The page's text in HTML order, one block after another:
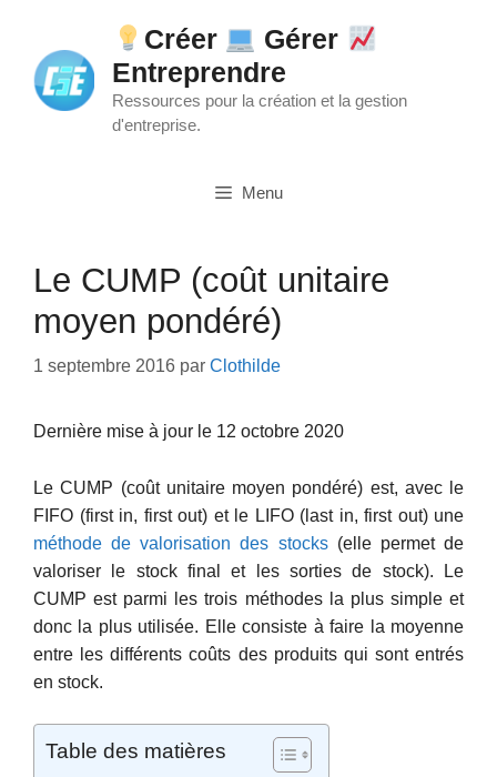
contenu
Créer
Gérer
Entreprendre
Ressources pour la création et la gestion
d'entreprise.
Menu
Le CUMP (coût unitaire
moyen pondéré)
1 septembre 2016 par Clothilde
Dernière mise à jour le 12 octobre 2020
Le CUMP (coût unitaire moyen pondéré) est, avec le
FIFO (first in, first out) et le LIFO (last in, first out) une
méthode de valorisation des stocks(elle permet de
valoriser le stock final et les sorties de stock). Le
CUMP est parmi les trois méthodes la plus simple et
donc la plus utilisée. Elle consiste à faire la moyenne
entre les différents coûts des produits qui sont entrés
en stock.
Table des matières